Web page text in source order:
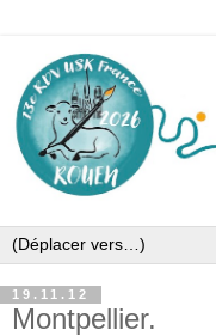
19.11.12
Montpellier.